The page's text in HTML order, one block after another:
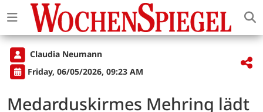
Claudia Neumann
Friday, 06/05/2026, 09:23 AM
Medarduskirmes Mehring lädt